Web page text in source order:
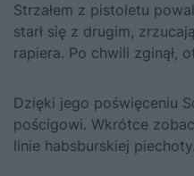
Strzałem z pistoletu
starł się z drugim,
rapiera. Po chwili zginął,
Dzięki jego poświęceniu
pościgowi. Wkrótce
linie habsburskiej